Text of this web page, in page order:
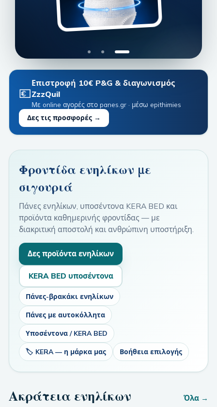
💶
Επιστροφή 10€ P&G & διαγωνισμός
ZzzQuil
Με online αγορές στο panes.gr · μέσω epithimies
Δες τις προσφορές →
Φροντίδα ενηλίκων με
σιγουριά
Πάνες ενηλίκων, υποσέντονα KERA BED και
προϊόντα καθημερινής φροντίδας — με
διακριτική αποστολή και ανθρώπινη υποστήριξη.
Δες προϊόντα ενηλίκων
KERA BED υποσέντονα
Πάνες-βρακάκι ενηλίκων
Πάνες με αυτοκόλλητα
Υποσέντονα / KERA BED
🏷️ KERA — η μάρκα μας Βοήθεια επιλογής
Ακράτεια ενηλίκων Όλα →